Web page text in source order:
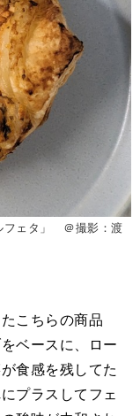
フェタ」 ＠撮影：渡
こちらの商品
ベースに、ロー
食感を残してた
プラスしてフェ